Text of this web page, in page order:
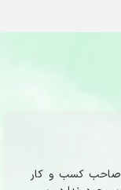
صاحب کسب و کار